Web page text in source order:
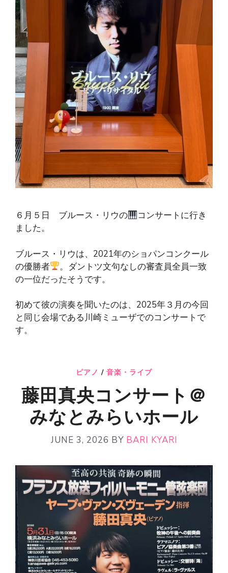
６月５日 ブルース・リウの
コンサートに行き
ました。
ブルース・リウは、2021年のショパンコンクール
の優勝者
。ダントツ文句なしの審査員全員一致
の一位だったそうです。
初めて彼の演奏を聞いたのは、2025年３月の今回
と同じ会場である川崎ミューザでのコンサートで
す。
ピアノ / 音楽・ライブ
藤田真央コンサート＠
みなとみらいホール
JUNE 3, 2026 BY BARI KYARI